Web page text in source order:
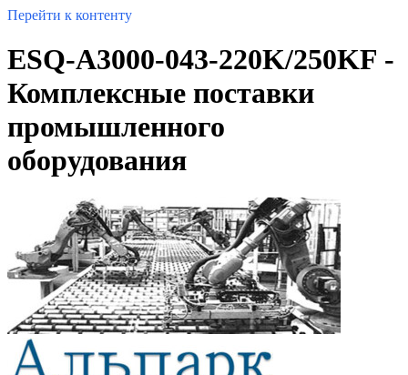
Перейти к контенту
ESQ-A3000-043-220K/250KF -
Комплексные поставки
промышленного
оборудования